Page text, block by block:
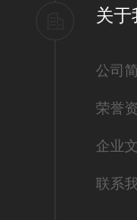
关于
公司
荣誉
企业
联系